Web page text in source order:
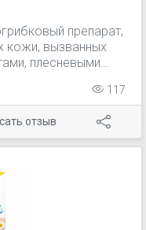
препарат,
кожи, вызванных
плесневыми
117
отзыв